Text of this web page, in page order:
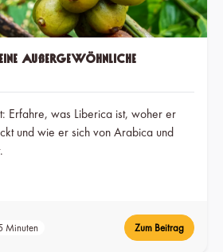
außergewöhnliche
Erfahre, was Liberica ist, woher er
und wie er sich von Arabica und
Minuten Zum Beitrag